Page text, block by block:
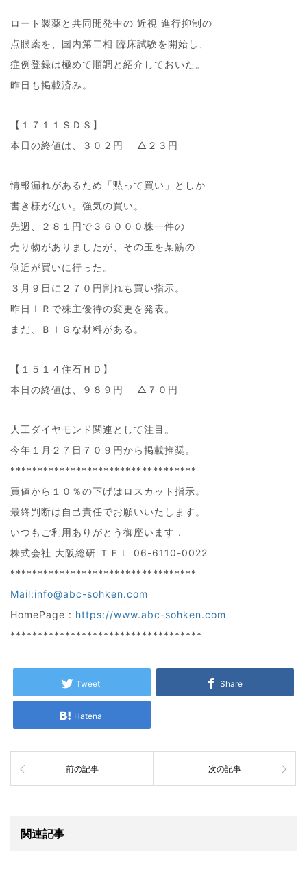
ロート製薬と共同開発中の 近視 進行抑制の
点眼薬を、国内第二相 臨床試験を開始し、
症例登録は極めて順調と紹介しておいた。
昨日も掲載済み。
【１７１１ＳＤＳ】
本日の終値は、３０２円 △２３円
情報漏れがあるため「黙って買い」としか
書き様がない。強気の買い。
先週、２８１円で３６０００株一件の
売り物がありましたが、その玉を某筋の
側近が買いに行った。
３月９日に２７０円割れも買い指示。
昨日ＩＲで株主優待の変更を発表。
まだ、ＢＩＧな材料がある。
【１５１４住石ＨＤ】
本日の終値は、９８９円 △７０円
人工ダイヤモンド関連として注目。
今年１月２７日７０９円から掲載推奨。
**********************************
買値から１０％の下げはロスカット指示。
最終判断は自己責任でお願いいたします。
いつもご利用ありがとう御座います．
株式会社 大阪総研 ＴＥＬ 06-6110-0022
**********************************
Mail:info@abc-sohken.com
HomePage : https://www.abc-sohken.com
***********************************
Tweet Share
Hatena
前の記事 次の記事
関連記事